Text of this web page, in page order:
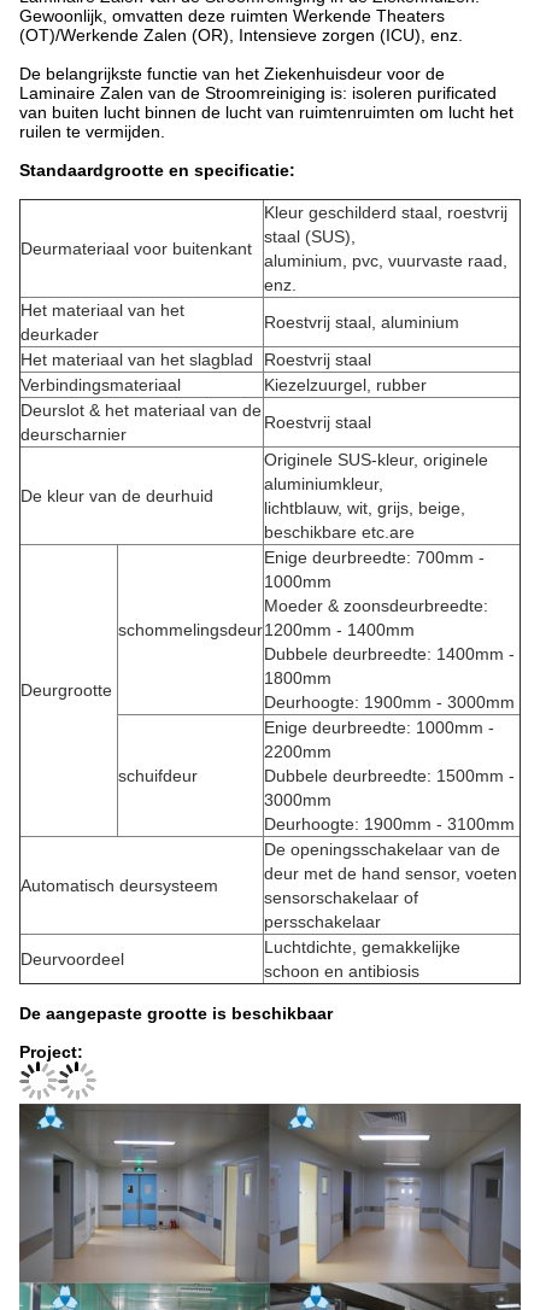
Gewoonlijk, omvatten deze ruimten Werkende Theaters
(OT)/Werkende Zalen (OR), Intensieve zorgen (ICU), enz.
De belangrijkste functie van het Ziekenhuisdeur voor de
Laminaire Zalen van de Stroomreiniging is: isoleren purificated
van buiten lucht binnen de lucht van ruimtenruimten om lucht het
ruilen te vermijden.
Standaardgrootte en specificatie:
Deurmateriaal voor buitenkant
Kleur geschilderd staal, roestvrij
staal (SUS),
aluminium, pvc, vuurvaste raad,
enz.
Het materiaal van het
deurkader
Roestvrij staal, aluminium
Het materiaal van het slagblad
Roestvrij staal
Verbindingsmateriaal
Kiezelzuurgel, rubber
Deurslot & het materiaal van de
deurscharnier
Roestvrij staal
De kleur van de deurhuid
Originele SUS-kleur, originele
aluminiumkleur,
lichtblauw, wit, grijs, beige,
beschikbare etc.are
Deurgrootte
schommelingsdeur
Enige deurbreedte: 700mm -
1000mm
Moeder & zoonsdeurbreedte:
1200mm - 1400mm
Dubbele deurbreedte: 1400mm -
1800mm
Deurhoogte: 1900mm - 3000mm
schuifdeur
Enige deurbreedte: 1000mm -
2200mm
Dubbele deurbreedte: 1500mm -
3000mm
Deurhoogte: 1900mm - 3100mm
Automatisch deursysteem
De openingsschakelaar van de
deur met de hand sensor, voeten
sensorschakelaar of
persschakelaar
Deurvoordeel
Luchtdichte, gemakkelijke
schoon en antibiosis
De aangepaste grootte is beschikbaar
Project: